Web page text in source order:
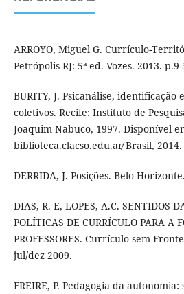
ARROYO, Miguel G. Currículo-
Petrópolis-RJ: 5ª ed. Vozes. 2013.
BURITY, J. Psicanálise, identificação
coletivos. Recife: Instituto de
Joaquim Nabuco, 1997. Disponível
biblioteca.clacso.edu.ar̸ Brasil, 2014.
DERRIDA, J. Posições. Belo
DIAS, R. E, LOPES, A.C. SENTIDOS
POLÍTICAS DE CURRÍCULO PARA A
PROFESSORES. Currículo sem
jul/dez 2009.
FREIRE, P. Pedagogia da